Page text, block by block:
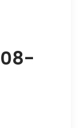
08-